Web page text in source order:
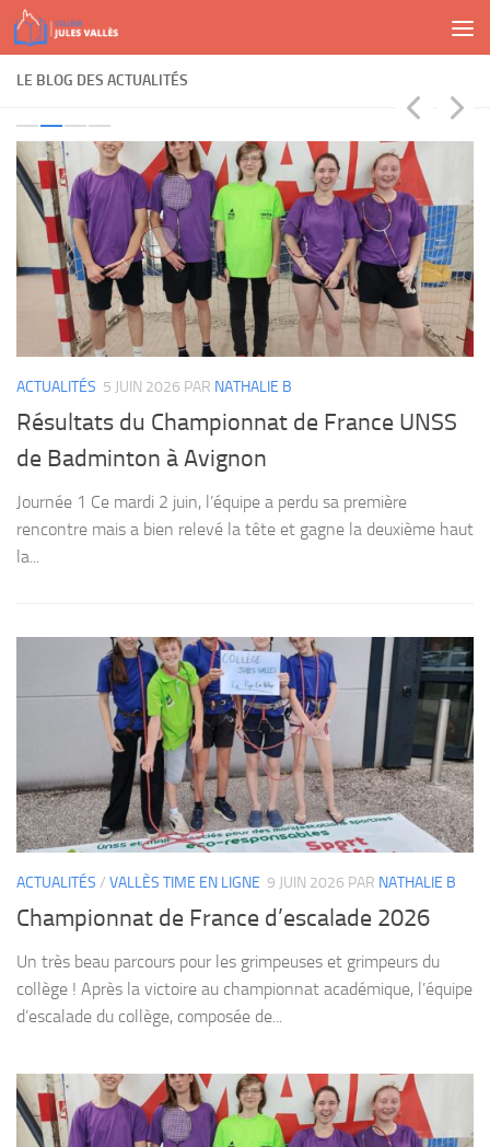
Skip to content
LE BLOG DES ACTUALITÉS
ACTUALITÉS 5 JUIN 2026 PAR NATHALIE B
Résultats du Championnat de France UNSS
de Badminton à Avignon
Journée 1 Ce mardi 2 juin, l’équipe a perdu sa première
rencontre mais a bien relevé la tête et gagne la deuxième haut
la...
ACTUALITÉS / VALLÈS TIME EN LIGNE 9 JUIN 2026 PAR NATHALIE B
Championnat de France d’escalade 2026
Un très beau parcours pour les grimpeuses et grimpeurs du
collège ! Après la victoire au championnat académique, l’équipe
d’escalade du collège, composée de...